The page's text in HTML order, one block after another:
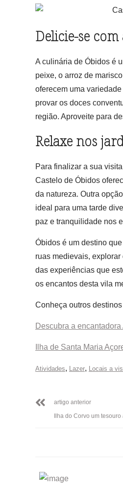
Delicie-se
A culinária de Óbidos é
peixe, o arroz de
oferecem uma
provar os doces
região. Aproveite para
Relaxe nos
Para finalizar a sua
Castelo de Óbidos
da natureza. Outra
ideal para uma tarde
paz e tranquilidade nos
Óbidos é um destino
ruas medievais,
das experiências que
os encantos desta vila
Conheça outros
Descubra a
Ilha de Santa Maria
Atividades, Lazer, Locais a
artigo anterior
Ilha do Corvo um